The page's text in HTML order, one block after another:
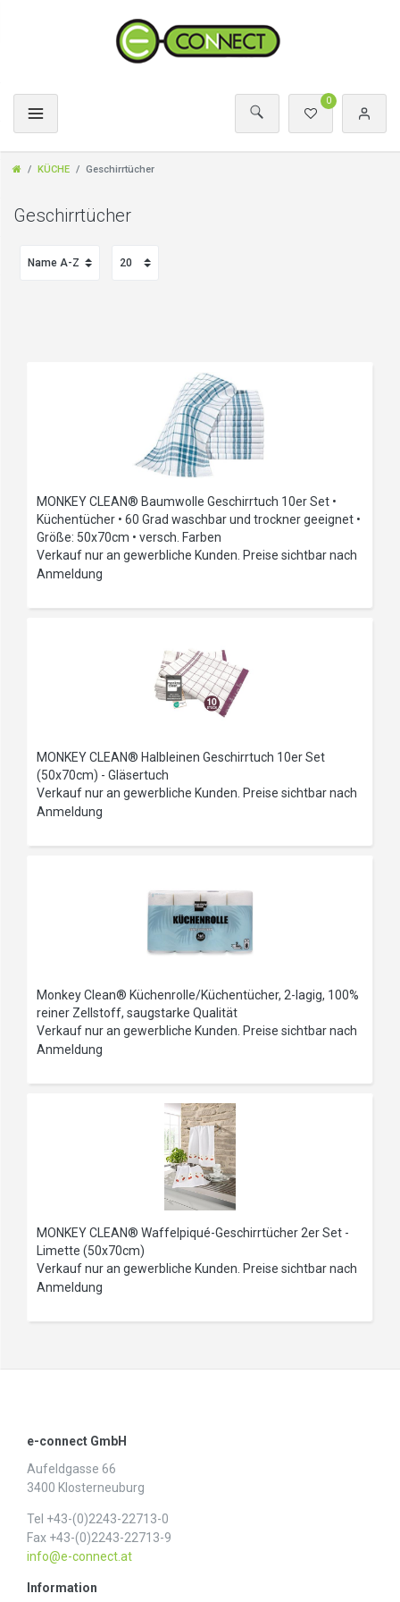
0
KÜCHE Geschirrtücher
Geschirrtücher
MONKEY CLEAN® Baumwolle Geschirrtuch 10er Set •
Küchentücher • 60 Grad waschbar und trockner geeignet •
Größe: 50x70cm • versch. Farben
Verkauf nur an gewerbliche Kunden. Preise sichtbar nach
Anmeldung
MONKEY CLEAN® Halbleinen Geschirrtuch 10er Set
(50x70cm) - Gläsertuch
Verkauf nur an gewerbliche Kunden. Preise sichtbar nach
Anmeldung
Monkey Clean® Küchenrolle/Küchentücher, 2-lagig, 100%
reiner Zellstoff, saugstarke Qualität
Verkauf nur an gewerbliche Kunden. Preise sichtbar nach
Anmeldung
MONKEY CLEAN® Waffelpiqué-Geschirrtücher 2er Set -
Limette (50x70cm)
Verkauf nur an gewerbliche Kunden. Preise sichtbar nach
Anmeldung
e-connect GmbH
Aufeldgasse 66
3400 Klosterneuburg
Tel +43-(0)2243-22713-0
Fax +43-(0)2243-22713-9
info@e-connect.at
Information